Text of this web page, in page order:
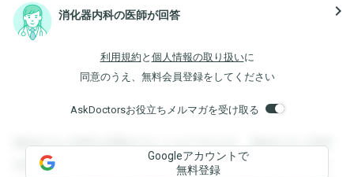
消化器内科の医師が回答 navigate_next
利用規約 と 個人情報の取り扱いに
同意のうえ、無料会員登録をしてください
AskDoctorsお役立ちメルマガを受け取る
登録すると回答を閲覧することができます。登録すると回答
を閲覧することができます。登録すると回答を閲覧すること
Googleアカウントで
無料登録